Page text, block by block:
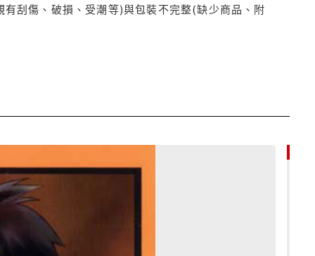
刮傷、破損、受潮等)與包裝不完整(缺少商品、附